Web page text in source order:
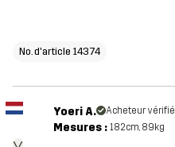
No. d'article 14374
Yoeri A. Acheteur vérifié
Mesures : 182cm, 89kg